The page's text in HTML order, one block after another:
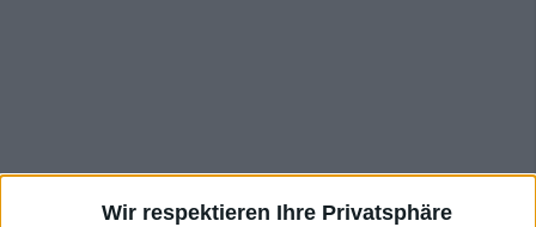
Wir respektieren Ihre Privatsphäre